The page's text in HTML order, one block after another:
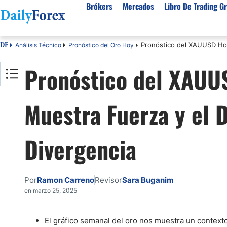
Brókers
España
Argentina
Rep. Dominicana
Mexico
Costa Rica
Guatemala
Mercados
Divisas
EUR/USD
USD/COP
USD/PEN
Todas las
Materias Primas
Oro (XAU/USD)
Indices
Libro De Trading
Sobre Nosotros
Política editorial
Cómo generamos ingresos
Nuestra metodología
Por qué confiar en nosotros
DF Análisis Técnico Pronóstico del Oro Hoy Pronóstico del XAUUSD
Pronóstico del
Muestra Fuerza y el
Divergencia
PorRamon CarrenoRevisorSara Buganim
en marzo 25, 2025
El gráfico semanal del oro nos muestra un